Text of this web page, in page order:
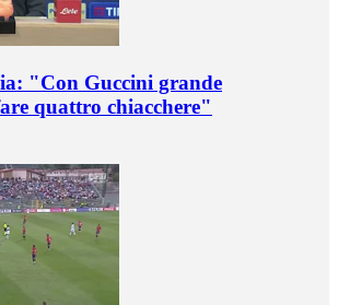
"Con Guccini grande
quattro chiacchere"